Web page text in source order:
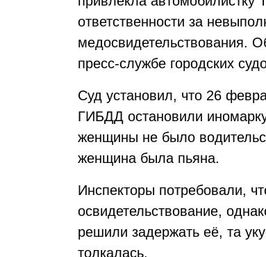
ответственности за
медосвидетельствования.
пресс-службе городских
Суд установил, что 26
ГИБДД остановили
женщины не было
женщина была пьяна.
Инспекторы потребовали,
освидетельствование,
решили задержать её, та
толкалась.